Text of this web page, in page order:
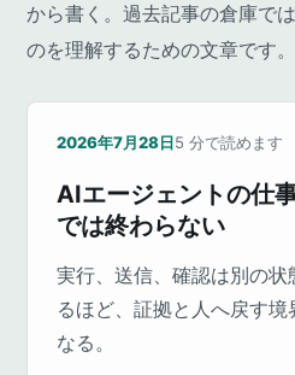
から書く。過去記事の倉庫で
のを理解するための文章です。
2026年7月28日5 分で読めます
AIエージェントの仕
では終わらない
実行、送信、確認は別の
るほど、証拠と人へ戻す
なる。